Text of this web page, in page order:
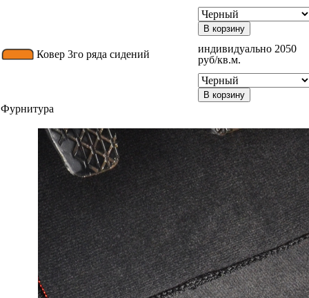
В корзину
Ковер 3го ряда сидений
индивидуально 2050
руб/кв.м.
В корзину
Фурнитура